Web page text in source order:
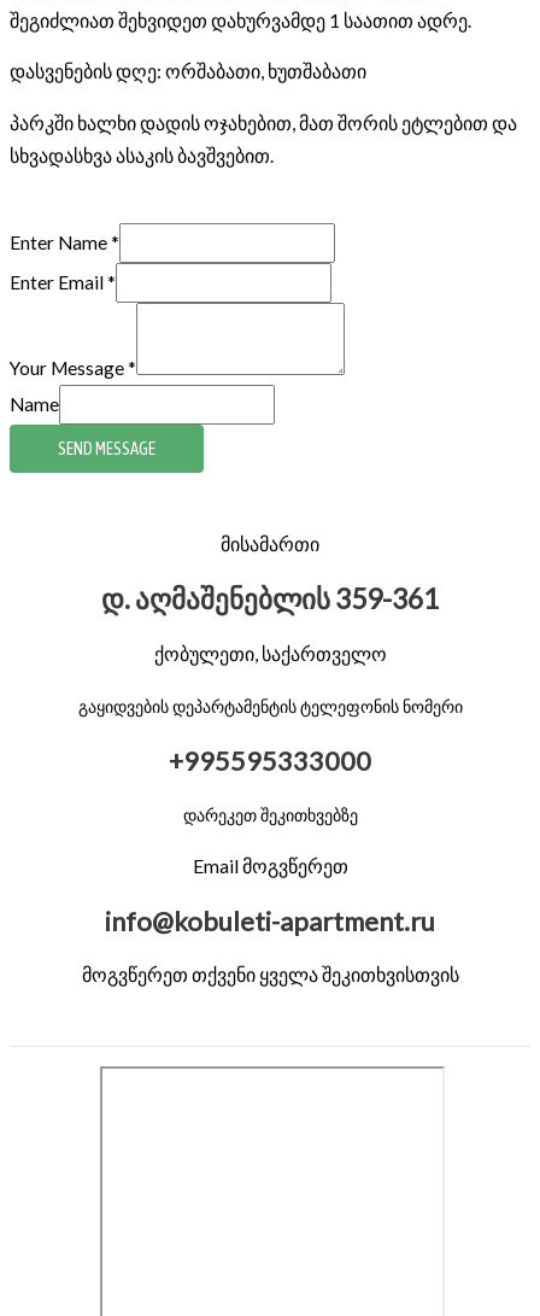
შეგიძლიათ შეხვიდეთ დახურვამდე 1 საათით ადრე.
დასვენების დღე: ორშაბათი, ხუთშაბათი
პარკში ხალხი დადის ოჯახებით, მათ შორის ეტლებით და
სხვადასხვა ასაკის ბავშვებით.
Enter Name*
Enter Email*
Your Message*
Name
SEND MESSAGE
მისამართი
დ. აღმაშენებლის 359-361
ქობულეთი, საქართველო
გაყიდვების დეპარტამენტის ტელეფონის ნომერი
+995595333000
დარეკეთ შეკითხვებზე
Email მოგვწერეთ
info@kobuleti-apartment.ru
მოგვწერეთ თქვენი ყველა შეკითხვისთვის